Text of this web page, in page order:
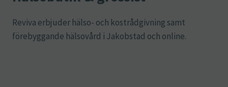
Reviva erbjuder hälso- och kostrådgivning samt
förebyggande hälsovård i Jakobstad och online.